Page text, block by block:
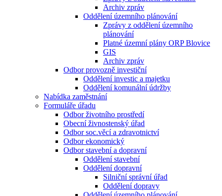
Archiv zpráv
Oddělení územního plánování
Zprávy z oddělení územního
plánování
Platné územní plány ORP Blovice
GIS
Archiv zpráv
Odbor provozně investiční
Oddělení investic a majetku
Oddělení komunální údržby
Nabídka zaměstnání
Formuláře úřadu
Odbor životního prostředí
Obecní živnostenský úřad
Odbor soc.věcí a zdravotnictví
Odbor ekonomický
Odbor stavební a dopravní
Oddělení stavební
Oddělení dopravní
Silniční správní úřad
Oddělení dopravy